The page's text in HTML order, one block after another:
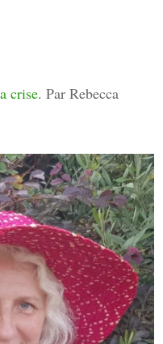
crise. Par Rebecca